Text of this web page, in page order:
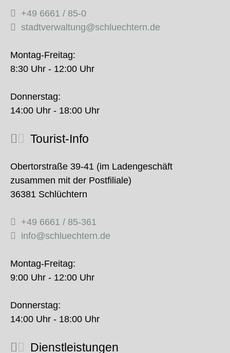
+49 6661 / 85-0
stadtverwaltung@schluechtern.de
Montag-Freitag:
8:30 Uhr - 12:00 Uhr
Donnerstag:
14:00 Uhr - 18:00 Uhr
Tourist-Info
Obertorstraße 39-41 (im Ladengeschäft
zusammen mit der Postfiliale)
36381 Schlüchtern
+49 6661 / 85-361
info@schluechtern.de
Montag-Freitag:
9:00 Uhr - 12:00 Uhr
Donnerstag:
14:00 Uhr - 18:00 Uhr
Dienstleistungen